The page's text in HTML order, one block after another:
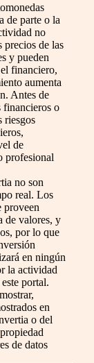
de parte o la
no
precios de las
y pueden
financiero,
aumenta
Antes de
financieros o
riesgos
de
profesional
no son
real. Los
proveen
de valores, y
por lo que
en ningún
la actividad
portal.
en
o del
de datos